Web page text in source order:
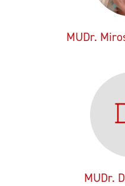
MUDr.
MUDr.